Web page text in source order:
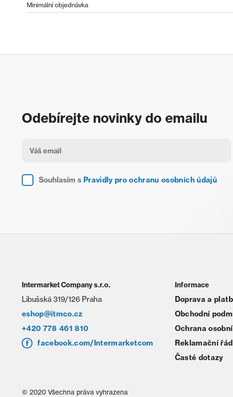
Minimální objednávka
Odebírejte novinky do emailu
Souhlasím s Pravidly pro ochranu osobních údajů
Intermarket Company s.r.o.
Libušská 319/126 Praha
eshop@itmco.cz
+420 778 461 810
facebook.com/Intermarketcom
Informace
Doprava a
Obchodní
Ochrana
Reklamační řád
Časté dotazy
© 2020 Všechna práva vyhrazena